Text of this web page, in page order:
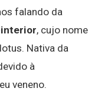
falando da
, cujo nome
Nativa da
à
veneno.